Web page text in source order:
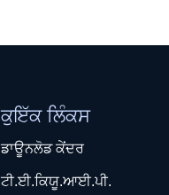
ਕੁਇੱਕ ਲਿੰਕਸ
ਡਾਊਨਲੋਡ ਕੇਂਦਰ
ਟੀ.ਈ.ਕਿਯੂ.ਆਈ.ਪੀ.